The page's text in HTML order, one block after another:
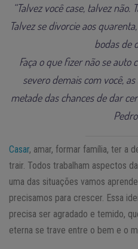
“Talvez você case, talvez
Talvez se divorcie aos
bodas de
Faça o que fizer não se auto
severo demais com você,
metade das chances de dar
Casar, amar, formar família, ter a
trair. Todos trabalham aspectos
uma das situações vamos
precisamos para crescer. Essa
precisa ser agradado e temido,
eterna se trave entre o bem e o